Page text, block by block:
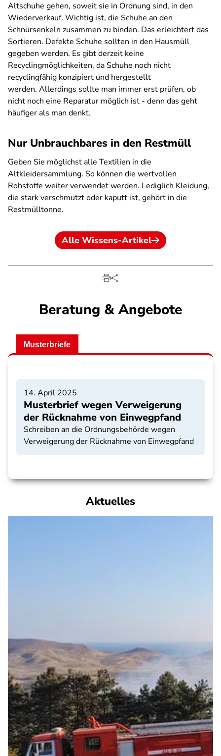
Altschuhe gehen, soweit sie in Ordnung sind, in den
Wiederverkauf. Wichtig ist, die Schuhe an den
Schnürsenkeln zusammen zu binden. Das erleichtert das
Sortieren. Defekte Schuhe sollten in den Hausmüll
gegeben werden. Es gibt derzeit keine
Recyclingmöglichkeiten, da Schuhe noch nicht
recyclingfähig konzipiert und hergestellt
werden. Allerdings sollte man immer erst prüfen, ob
nicht noch eine Reparatur möglich ist - denn das geht
häufiger als man denkt.
Nur Unbrauchbares in den Restmüll
Geben Sie möglichst alle Textilien in die
Altkleidersammlung. So können die wertvollen
Rohstoffe weiter verwendet werden. Lediglich Kleidung,
die stark verschmutzt oder kaputt ist, gehört in die
Restmülltonne.
Alle Wissens-Artikel
Beratung & Angebote
Musterbriefe
14. April 2025
Musterbrief wegen Verweigerung
der Rücknahme von Einwegpfand
Schreiben an die Ordnungsbehörde wegen
Verweigerung der Rücknahme von Einwegpfand
Aktuelles